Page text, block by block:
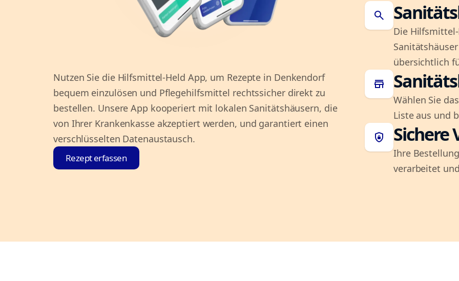
Nutzen Sie die Hilfsmittel-Held App, um Rezepte in Denkendorf
bequem einzulösen und Pflegehilfsmittel rechtssicher direkt zu
bestellen. Unsere App kooperiert mit lokalen Sanitätshäusern, die
von Ihrer Krankenkasse akzeptiert werden, und garantiert einen
verschlüsselten Datenaustausch.
Rezept erfassen
search
Die
übersichtlich
store
Wählen Sie
Liste aus und
shield_lock Sichere
Ihre
verarbeitet